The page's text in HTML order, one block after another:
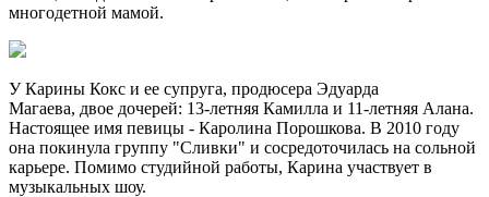
многодетной мамой.
У Карины Кокс и ее супруга, продюсера Эдуарда
Магаева, двое дочерей: 13-летняя Камилла и 11-летняя Алана.
Настоящее имя певицы - Каролина Порошкова. В 2010 году
она покинула группу "Сливки" и сосредоточилась на сольной
карьере. Помимо студийной работы, Карина участвует в
музыкальных шоу.